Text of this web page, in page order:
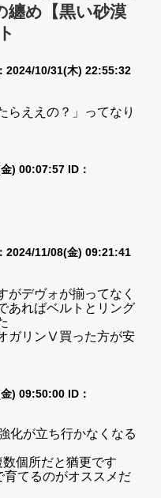
纏め【黒い砂漠
2024/10/31(木) 22:55:32
ええの？」ってなり
) 00:07:57 ID：
2024/11/08(金) 09:21:41
がデヴォが揃ってなく
あればベルトとリング
ガリンⅤ買った方が安
) 09:50:00 ID：
化が立ち行かなくなる
個所だと猶更です
てるのがオススメだ